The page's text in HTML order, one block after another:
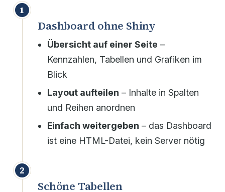
1
Dashboard ohne Shiny
Übersicht auf einer Seite –
Kennzahlen, Tabellen und Grafiken im
Blick
Layout aufteilen – Inhalte in Spalten
und Reihen anordnen
Einfach weitergeben – das Dashboard
ist eine HTML-Datei, kein Server nötig
2
Schöne Tabellen